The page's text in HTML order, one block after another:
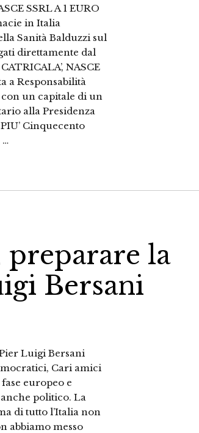
SSRL A 1 EURO
in Italia
Sanità Balduzzi sul
direttamente dal
NASCE
a Responsabilità
un capitale di un
alla Presidenza
Cinquecento
…
preparare la
Bersani
Luigi Bersani
Cari amici
europeo e
politico. La
di tutto l’Italia non
abbiamo messo